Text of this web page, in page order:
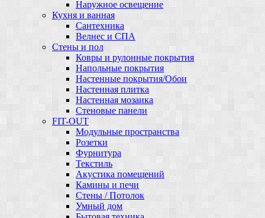
Наружное освещение
Кухня и ванная
Сантехника
Велнес и СПА
Стены и пол
Ковры и рулонные покрытия
Напольные покрытия
Настенные покрытия/Обои
Настенная плитка
Настенная мозаика
Стеновые панели
FIT-OUT
Модульные пространства
Розетки
Фурнитура
Текстиль
Акустика помещений
Камины и печи
Стены / Потолок
Умный дом